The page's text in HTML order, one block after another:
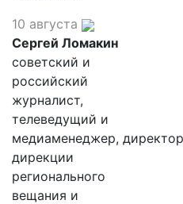
10 августа
Сергей Ломакин
советский и
российский
журналист,
телеведущий и
медиаменеджер, директор
дирекции
регионального
вещания и